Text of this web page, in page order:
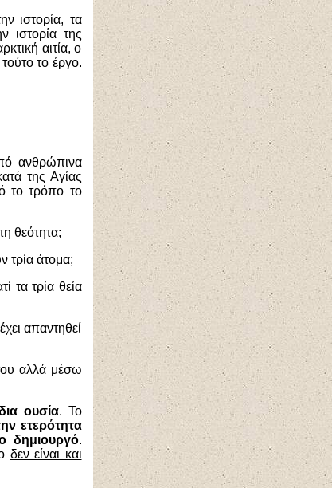
ιστορία, τα
ιστορία της
αιτία, ο
το έργο.
ανθρώπινα
της Αγίας
το τρόπο το
θεότητα;
τρία άτομα;
τα τρία θεία
απαντηθεί
αλλά μέσω
ουσία. Το
ετερότητα
δημιουργό.
δεν είναι και